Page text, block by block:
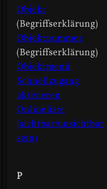
Objekt
(Begriffserklärung)
Objektnummer
(Begriffserklärung)
Objektmenü,
Schnellzugang
aktivieren
Onlineliste
(sichtbar/unsichtbar
sein)
P